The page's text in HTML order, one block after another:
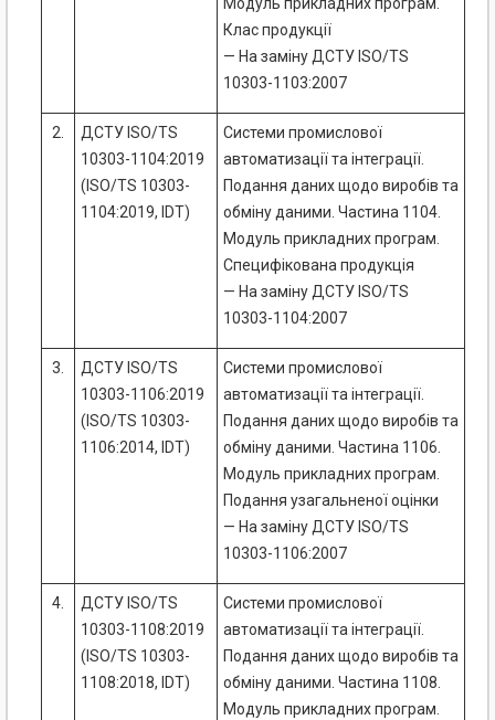
Модуль прикладних програм.
Клас продукції
— На заміну ДСТУ ISO/TS
10303-1103:2007
2.
ДСТУ ISO/TS
10303-1104:2019
(ISO/TS 10303-
1104:2019, IDT)
Системи промислової
автоматизації та інтеграції.
Подання даних щодо виробів та
обміну даними. Частина 1104.
Модуль прикладних програм.
Специфікована продукція
— На заміну ДСТУ ISO/TS
10303-1104:2007
3.
ДСТУ ISO/TS
10303-1106:2019
(ISO/TS 10303-
1106:2014, IDT)
Системи промислової
автоматизації та інтеграції.
Подання даних щодо виробів та
обміну даними. Частина 1106.
Модуль прикладних програм.
Подання узагальненої оцінки
— На заміну ДСТУ ISO/TS
10303-1106:2007
4.
ДСТУ ISO/TS
10303-1108:2019
(ISO/TS 10303-
1108:2018, IDT)
Системи промислової
автоматизації та інтеграції.
Подання даних щодо виробів та
обміну даними. Частина 1108.
Модуль прикладних програм.